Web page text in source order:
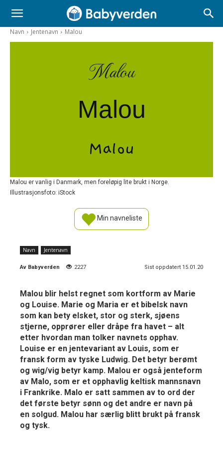
Navn Jentenavn Malou
Malou
Malou
Malou
Malou er vanlig i Danmark, men foreløpig lite brukt i Norge.
Illustrasjonsfoto: iStock
Min navneliste
Navn Jentenavn
Av Babyverden 2227 Sist oppdatert 15.01.20
Malou blir helst regnet som kortform av Marie
og Louise. Marie og Maria er et bibelsk navn
som kan bety elsket, stor og sterk, sjøens
stjerne, opprører eller dråpe fra havet – alt
etter hvordan man tolker navnets opphav.
Louise er en jentevariant av Louis, som er
fransk form av tyske Ludwig. Det betyr berømt
og wig/vig betyr kamp. Malou er også jenteform
av Malo, som er et opphavlig keltisk mannsnavn
i Frankrike. Malo er satt sammen av to ord der
det første betyr sønn og det andre er navn på
en solgud. Malou har særlig blitt brukt på fransk
og tysk.